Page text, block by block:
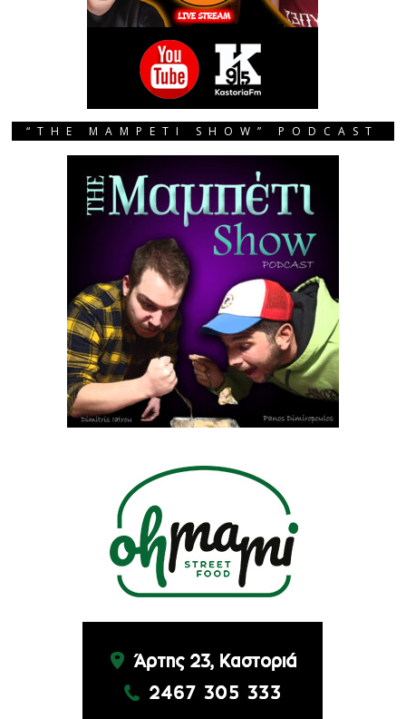
“THE MAMPETI SHOW” PODCAST